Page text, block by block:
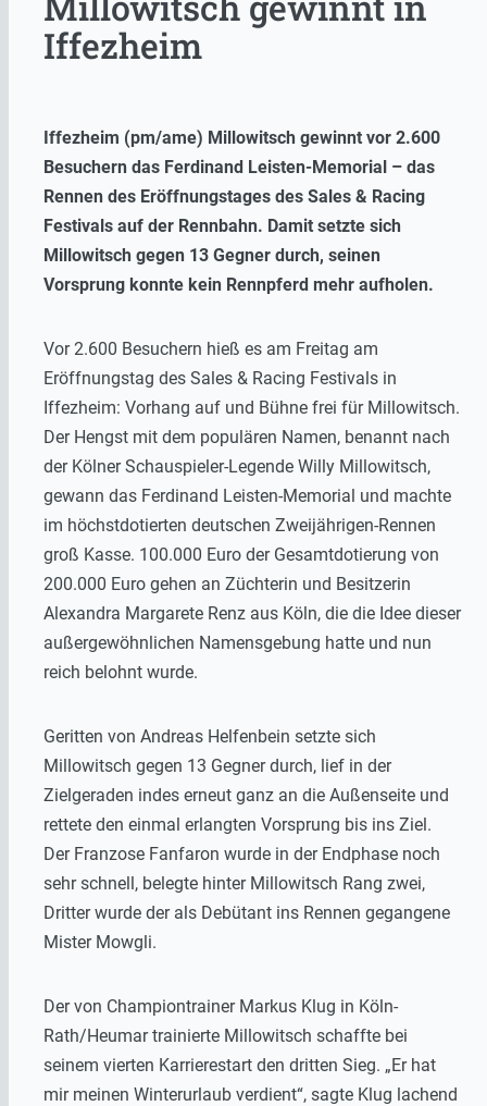
Iffezheim
Iffezheim (pm/ame) Millowitsch gewinnt vor 2.600
Besuchern das Ferdinand Leisten-Memorial – das
Rennen des Eröffnungstages des Sales & Racing
Festivals auf der Rennbahn. Damit setzte sich
Millowitsch gegen 13 Gegner durch, seinen
Vorsprung konnte kein Rennpferd mehr aufholen.
Vor 2.600 Besuchern hieß es am Freitag am
Eröffnungstag des Sales & Racing Festivals in
Iffezheim: Vorhang auf und Bühne frei für Millowitsch.
Der Hengst mit dem populären Namen, benannt nach
der Kölner Schauspieler-Legende Willy Millowitsch,
gewann das Ferdinand Leisten-Memorial und machte
im höchstdotierten deutschen Zweijährigen-Rennen
groß Kasse. 100.000 Euro der Gesamtdotierung von
200.000 Euro gehen an Züchterin und Besitzerin
Alexandra Margarete Renz aus Köln, die die Idee dieser
außergewöhnlichen Namensgebung hatte und nun
reich belohnt wurde.
Geritten von Andreas Helfenbein setzte sich
Millowitsch gegen 13 Gegner durch, lief in der
Zielgeraden indes erneut ganz an die Außenseite und
rettete den einmal erlangten Vorsprung bis ins Ziel.
Der Franzose Fanfaron wurde in der Endphase noch
sehr schnell, belegte hinter Millowitsch Rang zwei,
Dritter wurde der als Debütant ins Rennen gegangene
Mister Mowgli.
Der von Championtrainer Markus Klug in Köln-
Rath/Heumar trainierte Millowitsch schaffte bei
seinem vierten Karrierestart den dritten Sieg. „Er hat
mir meinen Winterurlaub verdient“, sagte Klug lachend